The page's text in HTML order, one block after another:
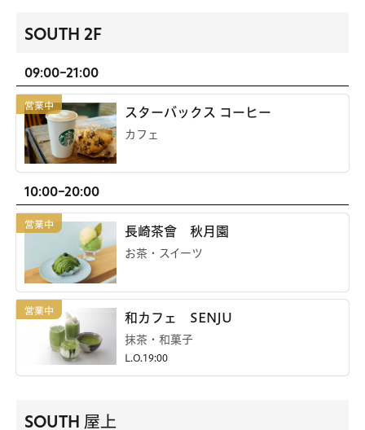
SOUTH 2F
09:00-21:00
スターバックス コーヒー
カフェ
10:00-20:00
長崎茶會 秋月園
お茶・スイーツ
和カフェ SENJU
抹茶・和菓子
L.O.19:00
SOUTH 屋上